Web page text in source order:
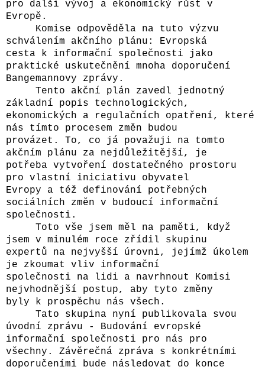
pro další vývoj a ekonomický růst v
Evropě.
Komise odpověděla na tuto výzvu
schválením akčního plánu: Evropská
cesta k informační společnosti jako
praktické uskutečnění mnoha doporučení
Bangemannovy zprávy.
Tento akční plán zavedl jednotný
základní popis technologických,
ekonomických a regulačních opatření, které
nás tímto procesem změn budou
provázet. To, co já považuji na tomto
akčním plánu za nejdůležitější, je
potřeba vytvoření dostatečného prostoru
pro vlastní iniciativu obyvatel
Evropy a též definování potřebných
sociálních změn v budoucí informační
společnosti.
Toto vše jsem měl na paměti, když
jsem v minulém roce zřídil skupinu
expertů na nejvyšší úrovni, jejímž úkolem
je zkoumat vliv informační
společnosti na lidi a navrhnout Komisi
nejvhodnější postup, aby tyto změny
byly k prospěchu nás všech.
Tato skupina nyní publikovala svou
úvodní zprávu - Budování evropské
informační společnosti pro nás pro
všechny. Závěrečná zpráva s konkrétními
doporučeními bude následovat do konce